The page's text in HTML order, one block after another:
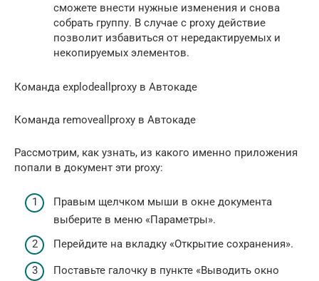
сможете внести нужные изменения и снова
собрать группу. В случае с proxy действие
позволит избавиться от нередактируемых и
некопируемых элементов.
Команда explodeallproxy в Автокаде
Команда removeallproxy в Автокаде
Рассмотрим, как узнать, из какого именно приложения
попали в документ эти proxy:
Правым щелчком мыши в окне документа
выберите в меню «Параметры».
Перейдите на вкладку «Открытие сохранения».
Поставьте галочку в пункте «Выводить окно